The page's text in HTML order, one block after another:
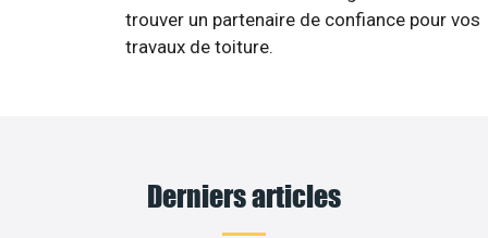
trouver un partenaire de confiance pour vos
travaux de toiture.
Derniers articles